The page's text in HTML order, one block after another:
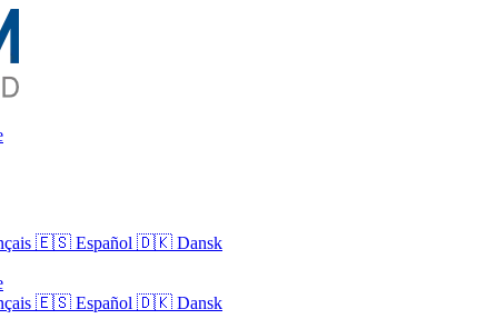
🇪🇸 Español 🇩🇰 Dansk
🇪🇸 Español 🇩🇰 Dansk